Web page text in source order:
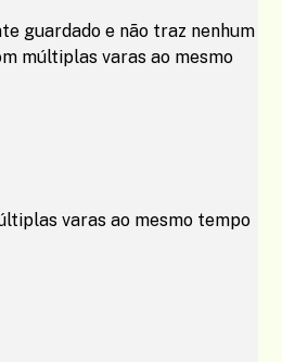
guardado e não traz nenhum
múltiplas varas ao mesmo
varas ao mesmo tempo